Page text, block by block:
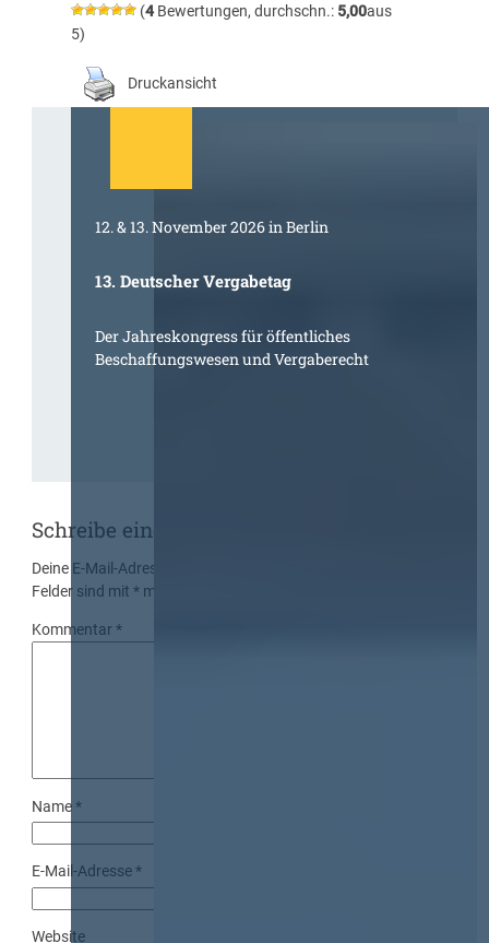
(4Bewertungen, durchschn.: 5,00aus
5)
Druckansicht
12. & 13. November 2026 in Berlin
13. Deutscher Vergabetag
Der Jahreskongress für öffentliches
Beschaffungswesen und Vergaberecht
Schreibe einen Kommentar
Deine E-Mail-Adresse wird nicht veröffentlicht.
Felder sind mit* markiert
Kommentar*
Name*
E-Mail-Adresse*
Website